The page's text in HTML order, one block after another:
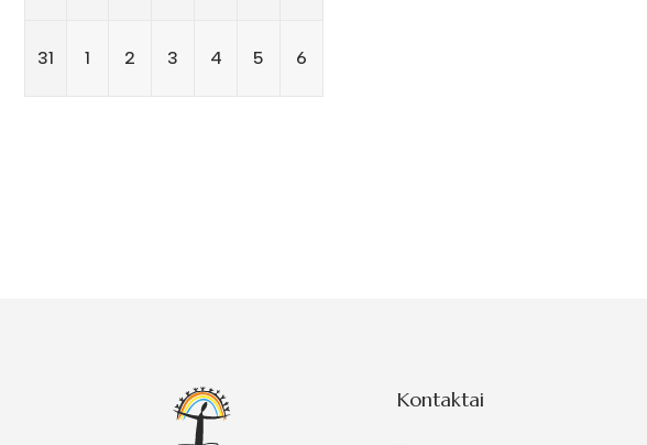
31 1 2 3 4 5 6
Kontaktai